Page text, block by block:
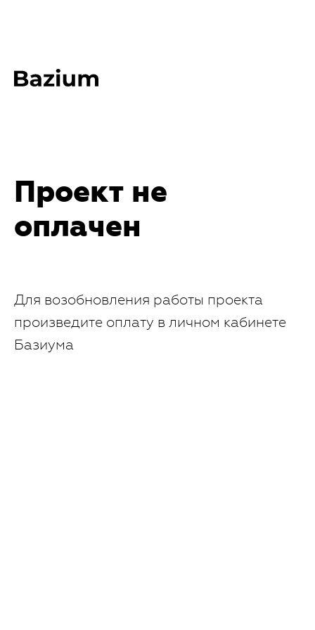
Проект не
оплачен
Для возобновления работы проекта
произведите оплату в личном кабинете
Базиума